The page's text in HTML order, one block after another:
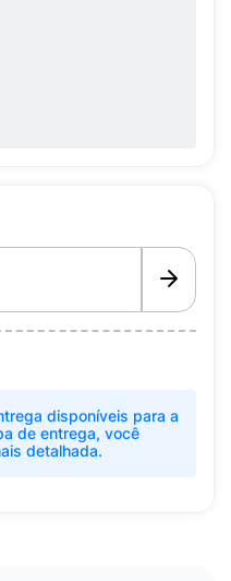
disponíveis para a
de entrega, você
detalhada.